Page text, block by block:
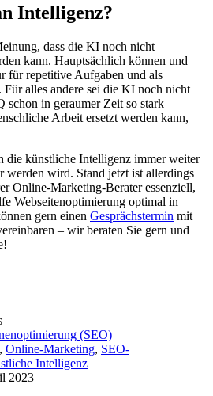
Intelligenz?
dass die KI noch nicht
kann. Hauptsächlich können und
für repetitive Aufgaben und als
alles andere sei die KI noch nicht
schon in geraumer Zeit so stark
Arbeit ersetzt werden kann,
die künstliche Intelligenz immer weiter
werden wird. Stand jetzt ist allerdings
Online-Marketing-Berater essenziell,
Webseitenoptimierung optimal in
gern einen Gesprächstermin mit
– wir beraten Sie gern und
(SEO)
, Online-Marketing, SEO-
Intelligenz
2023